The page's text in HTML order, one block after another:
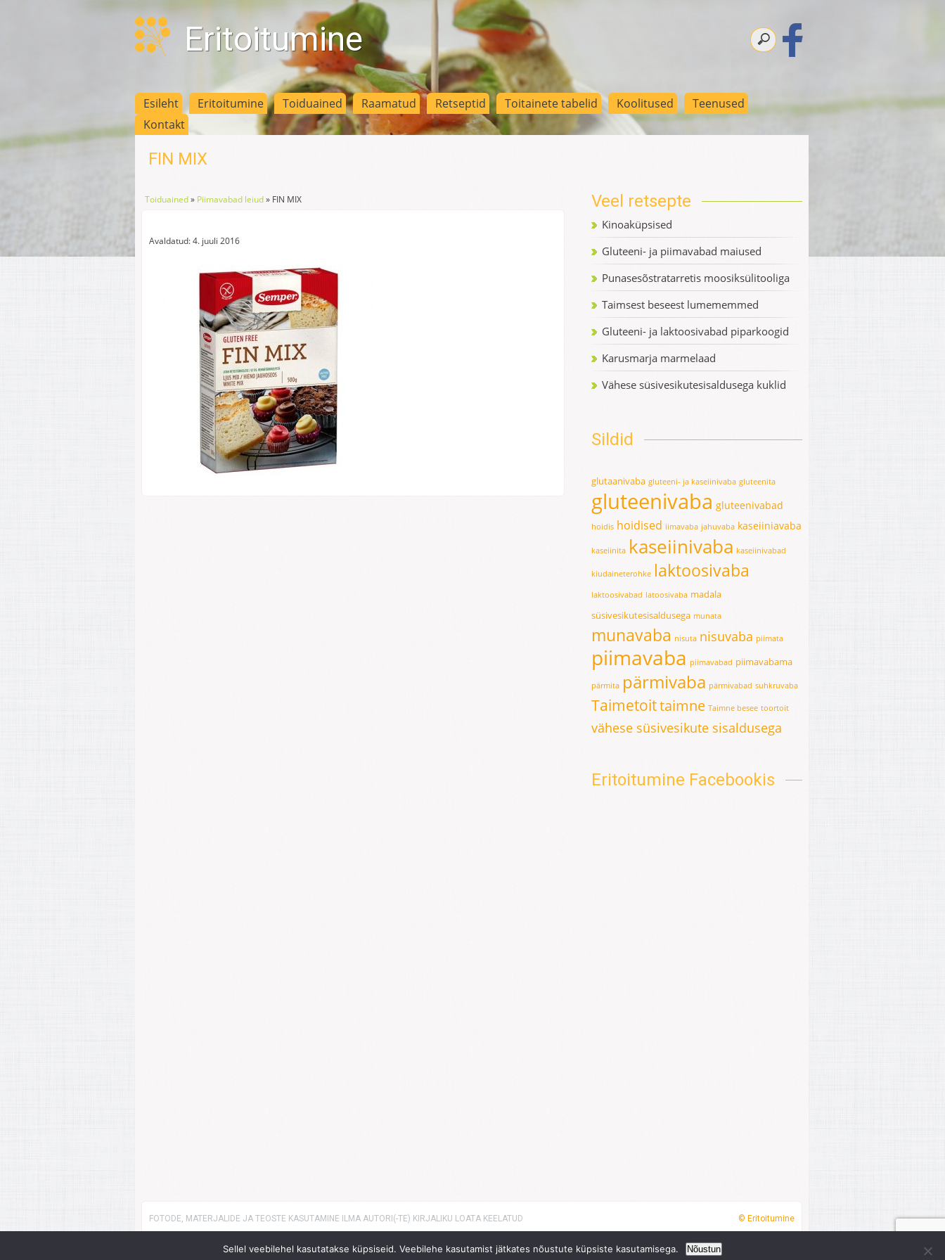
Eritoitumine
Esileht Eritoitumine Toiduained Raamatud Retseptid Toitainete tabelid Koolitused
Teenused
Kontakt
FIN MIX
Toiduained» Piimavabad leiud» FIN MIX
Avaldatud: 4. juuli 2016
Veel retsepte
Kinoaküpsised
Gluteeni- ja piimavabad maiused
Punasesõstratarretis moosiksülitooliga
Taimsest beseest lumememmed
Gluteeni- ja laktoosivabad piparkoogid
Karusmarja marmelaad
Vähese süsivesikutesisaldusega kuklid
Sildid
glutaanivaba gluteeni- ja kaseiinivaba gluteenita
gluteenivaba gluteenivabad
hoidis hoidised iimavaba jahuvaba kaseiiniavaba
kaseiinita kaseiinivaba kaseiinivabad
kiudaineterohke laktoosivaba
laktoosivabad latoosivaba madala
süsivesikutesisaldusega munata
munavaba nisuta nisuvaba piimata
piimavaba piimavabad piimavabama
pärmita pärmivaba pärmivabad suhkruvaba
Taimetoittaimne Taimne besee toortoit
vähese süsivesikute sisaldusega
Eritoitumine Facebookis
FOTODE, MATERJALIDE JA TEOSTE KASUTAMINE ILMA AUTORI(-TE) KIRJALIKU LOATA KEELATUD © Eritoitumine
Sellel veebilehel kasutatakse küpsiseid. Veebilehe kasutamist jätkates nõustute küpsiste kasutamisega. Nõustun